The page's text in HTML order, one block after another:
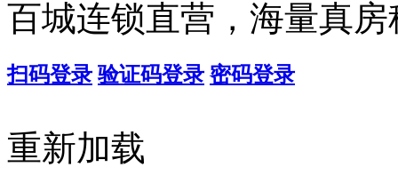
百城连锁直营，海量真房
扫码登录 验证码登录 密码登录
重新加载